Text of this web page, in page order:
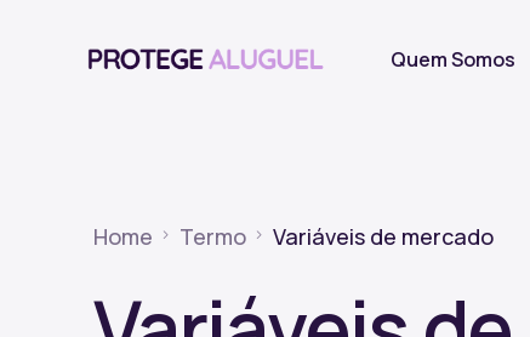
Quem Somos
Home Termo Variáveis de mercado